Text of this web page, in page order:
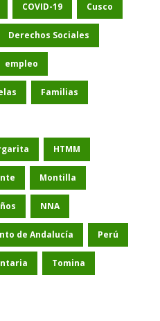
COVID-19 Cusco
Derechos Sociales
empleo
Familias
HTMM
Montilla
NNA
de Andalucía Perú
Tomina